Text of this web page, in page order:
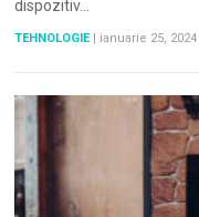
dispozitiv…
TEHNOLOGIE ianuarie 25, 2024